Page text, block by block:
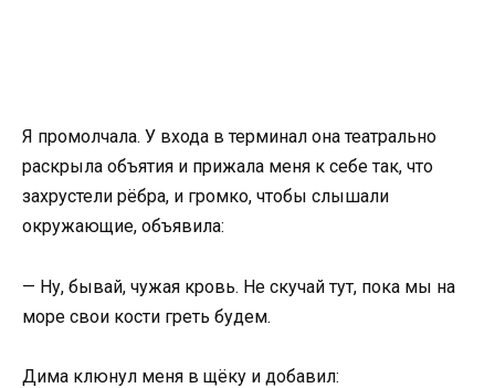
Я промолчала. У входа в терминал она театрально
раскрыла объятия и прижала меня к себе так, что
захрустели рёбра, и громко, чтобы слышали
окружающие, объявила:
— Ну, бывай, чужая кровь. Не скучай тут, пока мы на
море свои кости греть будем.
Дима клюнул меня в щёку и добавил: